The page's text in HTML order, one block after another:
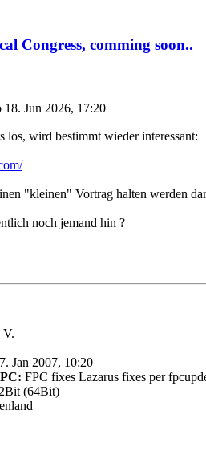
Congress, comming soon..
18. Jun 2026, 17:20
los, wird bestimmt wieder interessant:
"kleinen" Vortrag halten werden
noch jemand hin ?
V.
Jan 2007, 10:20
FPC fixes Lazarus fixes per
(64Bit)